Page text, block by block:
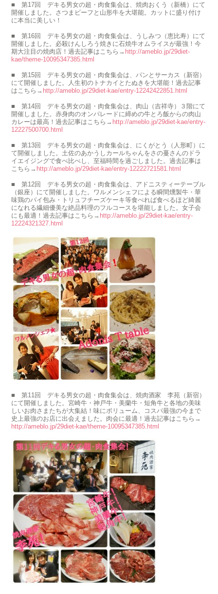
■ 第17回 デキる男女の超・肉食集会は、焼肉おくう（新橋）にて
開催しました。さつまビーフと山形牛を大堪能。カットに盛り付け
に本当に美しい！
■ 第16回 デキる男女の超・肉食集会は、うしみつ（恵比寿）にて
開催しました。必殺けんしろう焼きに石焼牛オムライスが最強！今
期大注目の焼肉店！過去記事はこちら→ http://ameblo.jp/29diet-
kae/theme-10095347385.html
■ 第15回 デキる男女の超・肉食集会は、パンとサーカス（新宿）
にて開催しました。人生初のトナカイとたぬきを大堪能！過去記事
はこちら→ http://ameblo.jp/29diet-kae/entry-12242422851.html
■ 第14回 デキる男女の超・肉食集会は、肉山（吉祥寺）３階にて
開催しました。赤身肉のオンパレードに締めの牛とろ飯からの肉山
カレーは最高！過去記事はこちら→ http://ameblo.jp/29diet-kae/entry-
12227500700.html
■ 第13回 デキる男女の超・肉食集会は、にくがとう（人形町）に
て開催しました。土佐のあかうしカールちゃんをさの蔓さんのドラ
イエイジングで食べ比べし、至福時間を過ごしました。過去記事は
こちら→ http://ameblo.jp/29diet-kae/entry-12222721581.html
■ 第12回 デキる男女の超・肉食集会は、アドニスティーテーブル
（銀座）にて開催しました。ワルメンシェフによる瞬間燻製牛・華
味鶏のパイ包み・トリュフチーズケーキ等食べれば食べるほど綺麗
になれる繊細優美な絶品料理のフルコースを堪能しました。女子会
にも最適！過去記事はこちら→ http://ameblo.jp/29diet-kae/entry-
12224321327.html
■ 第11回 デキる男女の超・肉食集会は、焼肉酒家 李苑（新宿）
にて開催しました。宮崎牛・神戸牛・美蘭牛・短角牛と各地の美味
しいお肉さまたちが大集結！味にボリューム、コスパ最強の今まで
史上最強のお店に出会えました。肉会に最適！過去記事はこちら→
http://ameblo.jp/29diet-kae/theme-10095347385.html